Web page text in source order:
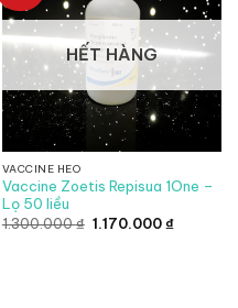
HẾT HÀNG
VACCINE HEO
Vaccine Zoetis Repisua 1One –
Lọ 50 liều
1.300.000₫ Giá
1.170.000₫Giá